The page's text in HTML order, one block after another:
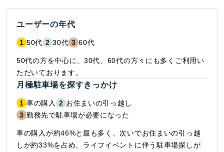
ユーザーの年代
1 50代 2 30代 3 60代
50代の方を中心に、30代、60代の方々にも多くご利用い
ただいております。
月極駐車場を探すきっかけ
1 車の購入 2 お住まいの引っ越し
3 勤務先で駐車場が必要になった
車の購入が約46%と最も多く、次いでお住まいの引っ越
しが約33%を占め、ライフイベントに伴う駐車場探しが